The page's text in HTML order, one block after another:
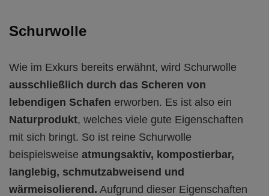
Schurwolle
Wie im Exkurs bereits erwähnt, wird Schurwolle
ausschließlich durch das Scheren von
lebendigen Schafen erworben. Es ist also ein
Naturprodukt, welches viele gute Eigenschaften
mit sich bringt. So ist reine Schurwolle
beispielsweise atmungsaktiv, kompostierbar,
langlebig, schmutzabweisend und
wärmeisolierend. Aufgrund dieser Eigenschaften